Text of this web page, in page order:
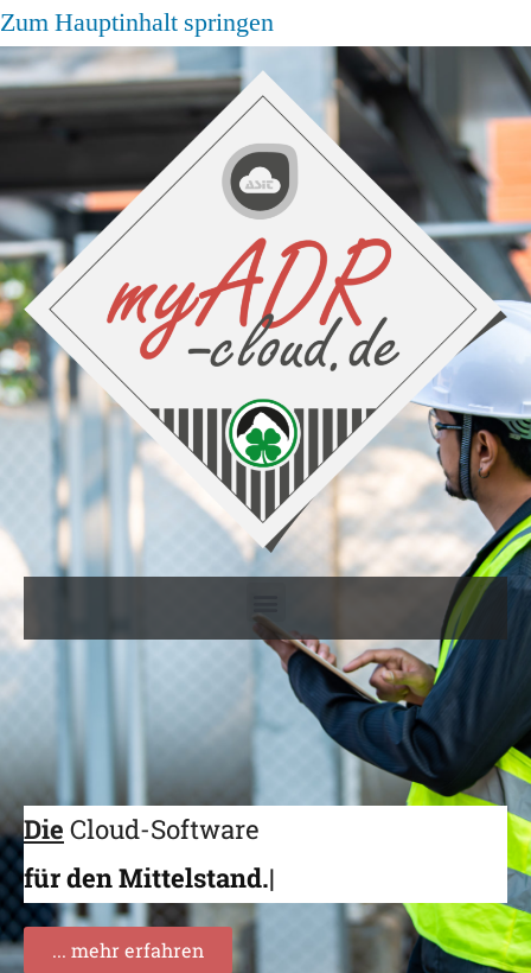
Zum Hauptinhalt springen
Die Cloud-Software
für den Mittelstand.
... mehr erfahren